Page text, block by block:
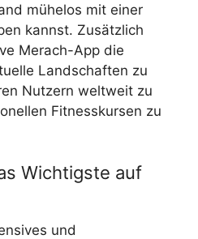
mühelos mit einer
kannst. Zusätzlich
Merach-App die
Landschaften zu
Nutzern weltweit zu
Fitnesskursen zu
Wichtigste auf
und